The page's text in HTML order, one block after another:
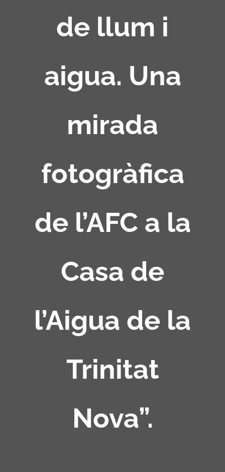
de llum i
aigua. Una
mirada
fotogràfica
de l’AFC a la
Casa de
l’Aigua de la
Trinitat
Nova”.